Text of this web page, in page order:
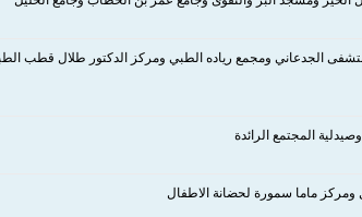
المجتمع الرائدة
ومركز ماما سمورة لحضانة الاطفال